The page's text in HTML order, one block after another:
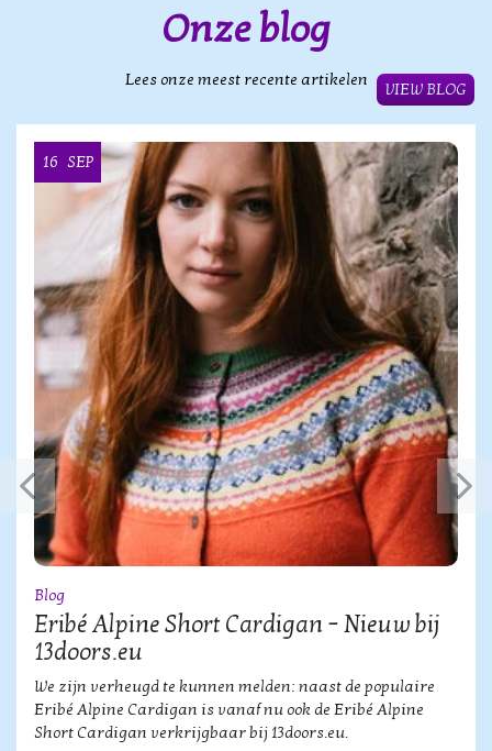
Onze blog
Lees onze meest recente artikelen
VIEW BLOG
16 SEP
Blog
Eribé Alpine Short Cardigan – Nieuw bij
13doors.eu
We zijn verheugd te kunnen melden: naast de populaire
Eribé Alpine Cardigan is vanaf nu ook de Eribé Alpine
Short Cardigan verkrijgbaar bij 13doors.eu.